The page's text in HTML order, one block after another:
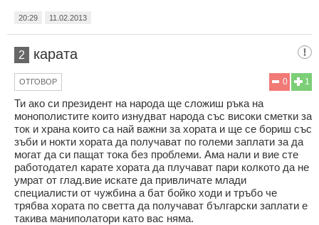
20:29 11.02.2013
2 карата
1
0
ОТГОВОР
Ти ако си президент на народа ще сложиш ръка на
монополистите които изнудват народа със високи сметки за
ток и храна които са най важни за хората и ще се бориш със
зъби и нокти хората да получават по големи заплати за да
могат да си пащат тока без проблеми. Ама нали и вие сте
работодател карате хората да плучават пари колкото да не
умрат от глад.вие искате да привличате млади
специалисти от чужбина а бат бойко ходи и тръбо че
трябва хората по светта да получават български заплати е
такива маниполатори като вас няма.